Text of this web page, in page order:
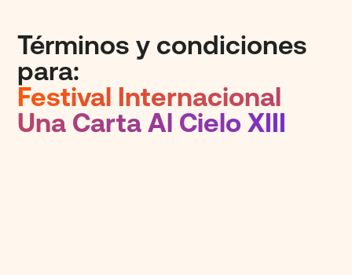
Términos y condiciones
para:
Festival Internacional
Una Carta Al Cielo XIII